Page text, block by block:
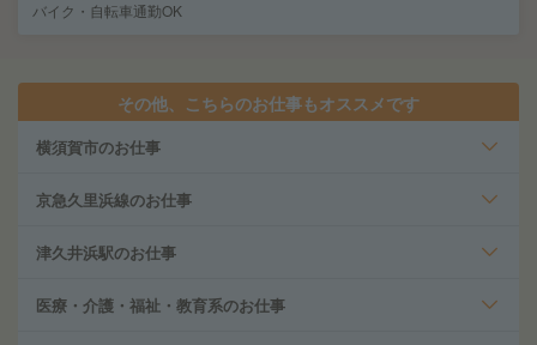
バイク・自転車通勤OK
その他、こちらのお仕事もオススメです
横須賀市のお仕事
京急久里浜線のお仕事
津久井浜駅のお仕事
医療・介護・福祉・教育系のお仕事